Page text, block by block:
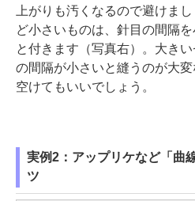
上がりも汚くなるので避けま
ど小さいものは、針目の間隔
と付きます（写真右）。大き
の間隔が小さいと縫うのが大
空けてもいいでしょう。
実例2：アップリケなど「曲
ツ